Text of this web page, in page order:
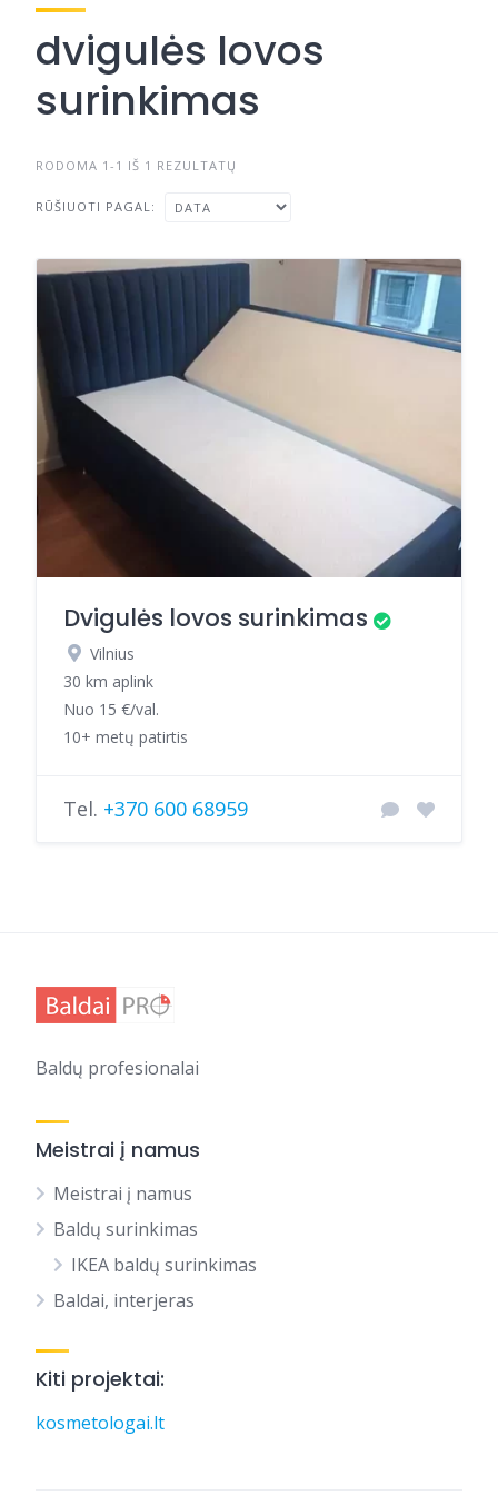
dvigulės lovos
surinkimas
RODOMA 1-1 IŠ 1 REZULTATŲ
RŪŠIUOTI PAGAL:
Dvigulės lovos surinkimas
Vilnius
30 km aplink
Nuo 15 €/val.
10+ metų patirtis
Tel. +370 600 68959
Baldų profesionalai
Meistrai į namus
Meistrai į namus
Baldų surinkimas
IKEA baldų surinkimas
Baldai, interjeras
Kiti projektai:
kosmetologai.lt